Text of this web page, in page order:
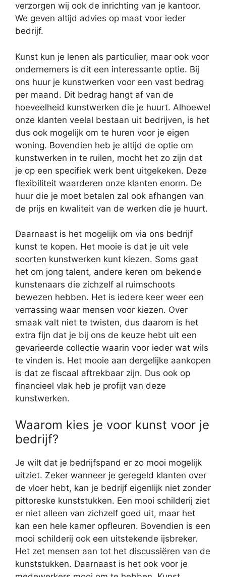
verzorgen wij ook de inrichting van je kantoor.
We geven altijd advies op maat voor ieder
bedrijf.
Kunst kun je lenen als particulier, maar ook voor
ondernemers is dit een interessante optie. Bij
ons huur je kunstwerken voor een vast bedrag
per maand. Dit bedrag hangt af van de
hoeveelheid kunstwerken die je huurt. Alhoewel
onze klanten veelal bestaan uit bedrijven, is het
dus ook mogelijk om te huren voor je eigen
woning. Bovendien heb je altijd de optie om
kunstwerken in te ruilen, mocht het zo zijn dat
je op een specifiek werk bent uitgekeken. Deze
flexibiliteit waarderen onze klanten enorm. De
huur die je moet betalen zal ook afhangen van
de prijs en kwaliteit van de werken die je huurt.
Daarnaast is het mogelijk om via ons bedrijf
kunst te kopen. Het mooie is dat je uit vele
soorten kunstwerken kunt kiezen. Soms gaat
het om jong talent, andere keren om bekende
kunstenaars die zichzelf al ruimschoots
bewezen hebben. Het is iedere keer weer een
verrassing waar mensen voor kiezen. Over
smaak valt niet te twisten, dus daarom is het
extra fijn dat je bij ons de keuze hebt uit een
gevarieerde collectie waarin voor ieder wat wils
te vinden is. Het mooie aan dergelijke aankopen
is dat ze fiscaal aftrekbaar zijn. Dus ook op
financieel vlak heb je profijt van deze
kunstwerken.
Waarom kies je voor kunst voor je
bedrijf?
Je wilt dat je bedrijfspand er zo mooi mogelijk
uitziet. Zeker wanneer je geregeld klanten over
de vloer hebt, kan je bedrijf eigenlijk niet zonder
pittoreske kunststukken. Een mooi schilderij ziet
er niet alleen van zichzelf goed uit, maar het
kan een hele kamer opfleuren. Bovendien is een
mooi schilderij ook een uitstekende ijsbreker.
Het zet mensen aan tot het discussiëren van de
kunststukken. Daarnaast is het ook voor je